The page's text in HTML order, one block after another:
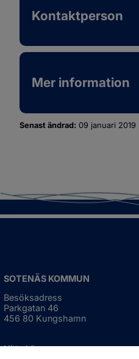
Kontaktperson
Mer information
Senast ändrad: 09 januari 2019
SOTENÄS KOMMUN
Besöksadress
Parkgatan 46
456 80 Kungshamn
Hitta hit